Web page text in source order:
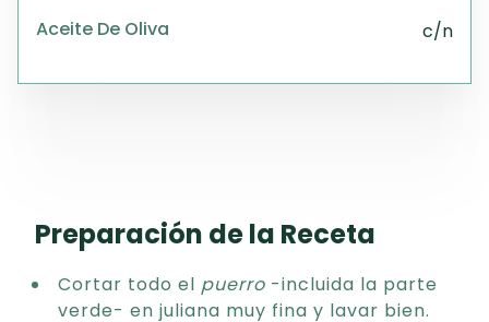
Aceite De Oliva c/n
Preparación de la Receta
Cortar todo el puerro -incluida la parte
verde- en juliana muy fina y lavar bien.